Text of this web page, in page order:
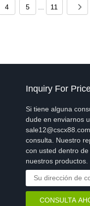
4 5 11
Inquiry For
Si tiene alguna
dude en enviarnos
consulta. Nuestro
con usted dentro
nuestros productos.